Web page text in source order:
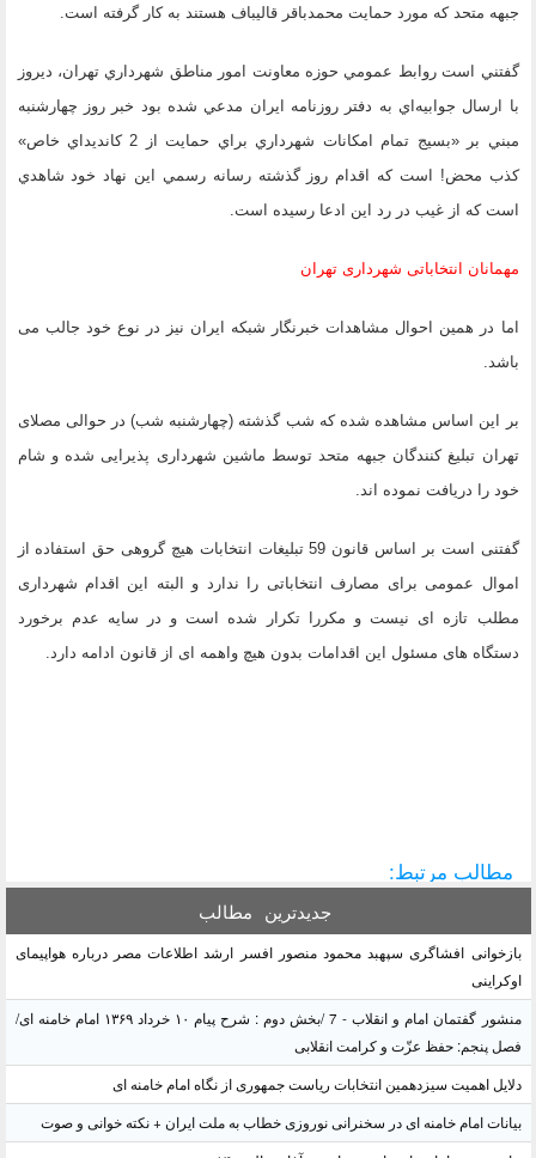
جبهه متحد كه مورد حمايت محمدباقر قاليباف هستند به كار گرفته است.
گفتني است روابط عمومي حوزه معاونت امور مناطق شهرداري تهران، ديروز
با ارسال جوابيه‌اي به دفتر روزنامه ایران مدعي شده بود خبر روز چهارشنبه
مبني بر «بسيج تمام امكانات شهرداري براي حمايت از 2 كانديداي خاص»
كذب محض! است كه اقدام روز گذشته رسانه رسمي اين نهاد خود شاهدي
است كه از غيب در رد اين ادعا رسيده است.
مهمانان انتخاباتی شهرداری تهران
اما در همین احوال مشاهدات خبرنگار شبکه ایران نیز در نوع خود جالب می
باشد.
بر این اساس مشاهده شده که شب گذشته (چهارشنبه شب) در حوالی مصلای
تهران تبلیغ کنندگان جبهه متحد توسط ماشین شهرداری پذیرایی شده و شام
خود را دریافت نموده اند.
گفتنی است بر اساس قانون 59 تبلیغات انتخابات هیچ گروهی حق استفاده از
اموال عمومی برای مصارف انتخاباتی را ندارد و البته این اقدام شهرداری
مطلب تازه ای نیست و مکررا تکرار شده است و در سایه عدم برخورد
دستگاه های مسئول این اقدامات بدون هیچ واهمه ای از قانون ادامه دارد.
مطالب مرتبط:
جدیدترین مطالب
بازخوانی افشاگری سپهبد محمود منصور افسر ارشد اطلاعات مصر درباره هواپیمای
اوکراینی
منشور گفتمان امام و انقلاب - 7 /بخش دوم : شرح پیام ۱۰ خرداد ۱۳۶۹ امام خامنه ای/
فصل پنجم: حفظ عزّت و کرامت انقلابی
دلایل اهمیت سیزدهمین انتخابات ریاست جمهوری از نگاه امام خامنه ای
بیانات امام خامنه ای در سخنرانی نوروزی خطاب به ملت ایران + نکته خوانی و صوت